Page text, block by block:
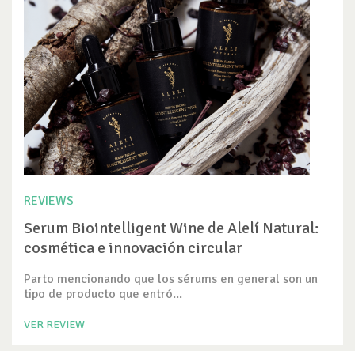
REVIEWS
Serum Biointelligent Wine de Alelí Natural:
cosmética e innovación circular
Parto mencionando que los sérums en general son un
tipo de producto que entró...
VER REVIEW